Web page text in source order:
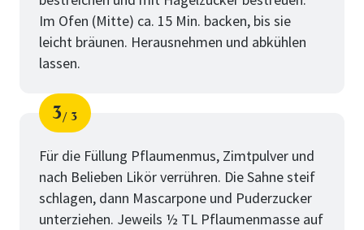
Im Ofen (Mitte) ca. 15 Min. backen, bis sie
leicht bräunen. Herausnehmen und abkühlen
lassen.
Schritt
3
von
3
Für die Füllung Pflaumenmus, Zimtpulver und
nach Belieben Likör verrühren. Die Sahne steif
schlagen, dann Mascarpone und Puderzucker
unterziehen. Jeweils ½ TL Pflaumenmasse auf